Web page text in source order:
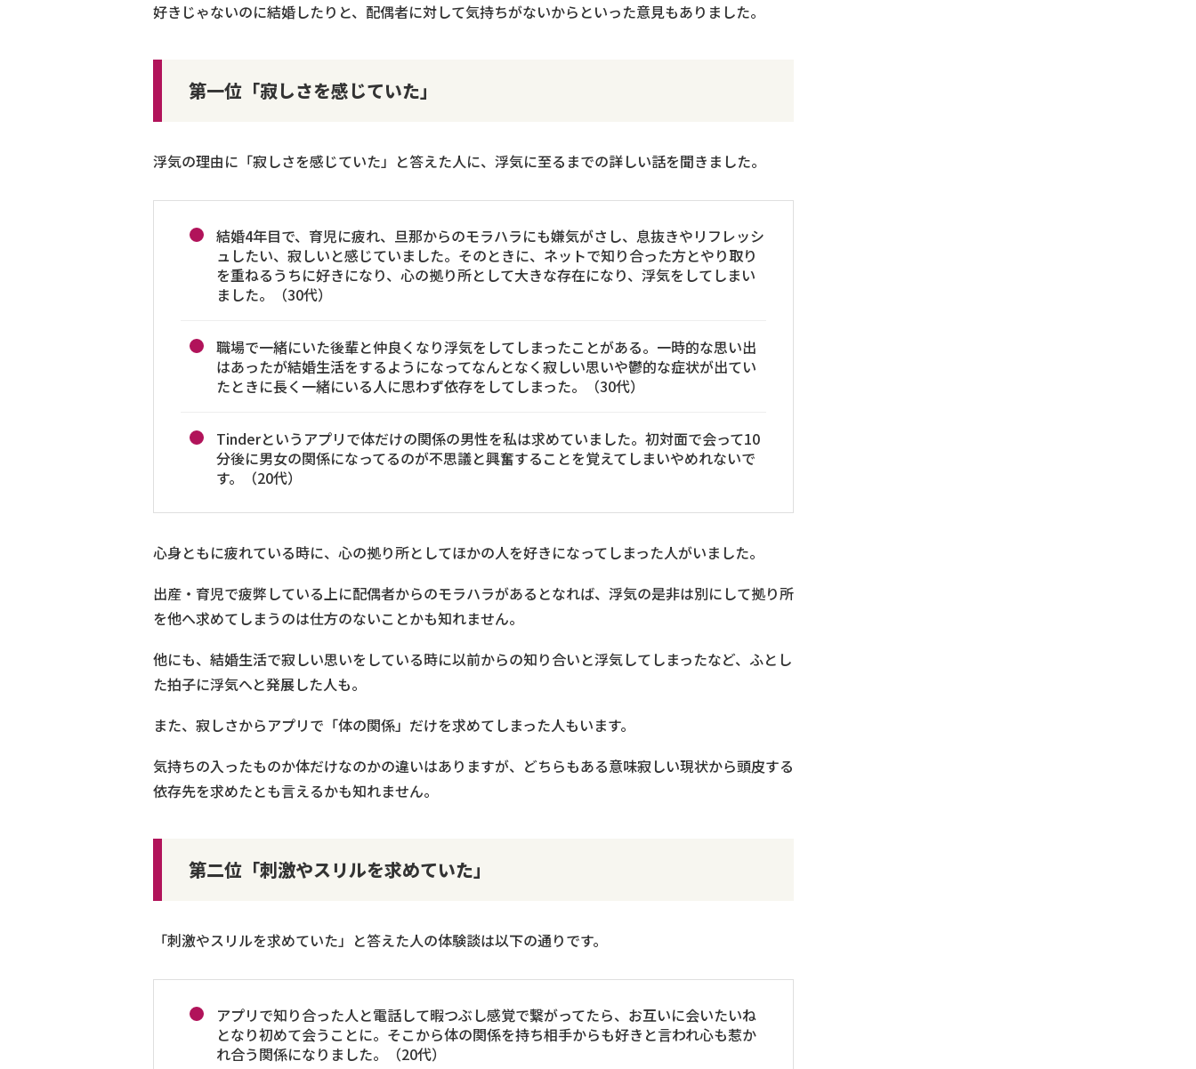
好きじゃないのに結婚したりと、配偶者に対して気持ちがないからといった意見もありました。
第一位「寂しさを感じていた」
浮気の理由に「寂しさを感じていた」と答えた人に、浮気に至るまでの詳しい話を聞きました。
結婚4年目で、育児に疲れ、旦那からのモラハラにも嫌気がさし、息抜きやリフレッシ
ュしたい、寂しいと感じていました。そのときに、ネットで知り合った方とやり取り
を重ねるうちに好きになり、心の拠り所として大きな存在になり、浮気をしてしまい
ました。（30代）
職場で一緒にいた後輩と仲良くなり浮気をしてしまったことがある。一時的な思い出
はあったが結婚生活をするようになってなんとなく寂しい思いや鬱的な症状が出てい
たときに長く一緒にいる人に思わず依存をしてしまった。（30代）
Tinderというアプリで体だけの関係の男性を私は求めていました。初対面で会って10
分後に男女の関係になってるのが不思議と興奮することを覚えてしまいやめれないで
す。（20代）
心身ともに疲れている時に、心の拠り所としてほかの人を好きになってしまった人がいました。
出産・育児で疲弊している上に配偶者からのモラハラがあるとなれば、浮気の是非は別にして拠り所
を他へ求めてしまうのは仕方のないことかも知れません。
他にも、結婚生活で寂しい思いをしている時に以前からの知り合いと浮気してしまったなど、ふとし
た拍子に浮気へと発展した人も。
また、寂しさからアプリで「体の関係」だけを求めてしまった人もいます。
気持ちの入ったものか体だけなのかの違いはありますが、どちらもある意味寂しい現状から頭皮する
依存先を求めたとも言えるかも知れません。
第二位「刺激やスリルを求めていた」
「刺激やスリルを求めていた」と答えた人の体験談は以下の通りです。
アプリで知り合った人と電話して暇つぶし感覚で繋がってたら、お互いに会いたいね
となり初めて会うことに。そこから体の関係を持ち相手からも好きと言われ心も惹か
れ合う関係になりました。（20代）